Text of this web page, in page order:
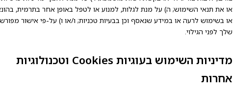
או את תנאי השימוש; ה) על מנת לגלות, למנוע או לטפל באופן אחר בתרמית,
או בשימוש לרעה או במידע שנאסף וכן בבעיות טכניות; ו/או ו) על-פי אישור מפורש
שלך לפני הגילוי.
מדיניות השימוש בעוגיות Cookies וטכנולוגיות
אחרות